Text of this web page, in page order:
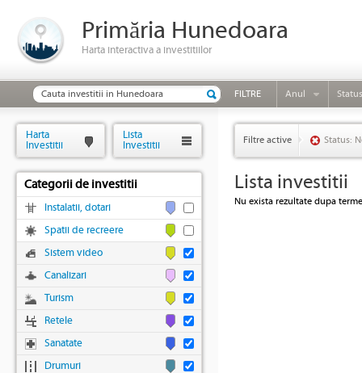
Primăria Hunedoara
Harta interactiva a investitiilor
FILTRE Anul Status
Filtre active Status:
Lista investitii
Nu exista rezultate dupa
Harta
Investitii
Lista
Investitii
Categorii de investitii
Instalatii, dotari
Spatii de recreere
Sistem video
Canalizari
Turism
Retele
Sanatate
Drumuri